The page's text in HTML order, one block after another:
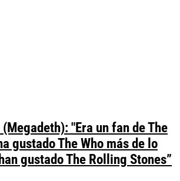
"Era un fan de The
gustado The Who más de lo
gustado The Rolling Stones”